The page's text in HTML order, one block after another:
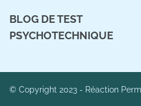
BLOG DE TEST
PSYCHOTECHNIQUE
© Copyright 2023 - Réaction